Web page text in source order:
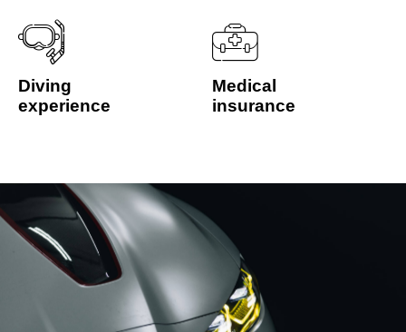
Diving
experience
Medical
insurance